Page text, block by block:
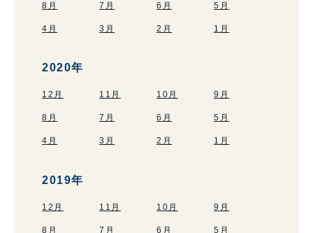
8月 7月 6月 5月
4月 3月 2月 1月
2020年
12月 11月 10月 9月
8月 7月 6月 5月
4月 3月 2月 1月
2019年
12月 11月 10月 9月
8月 7月 6月 5月